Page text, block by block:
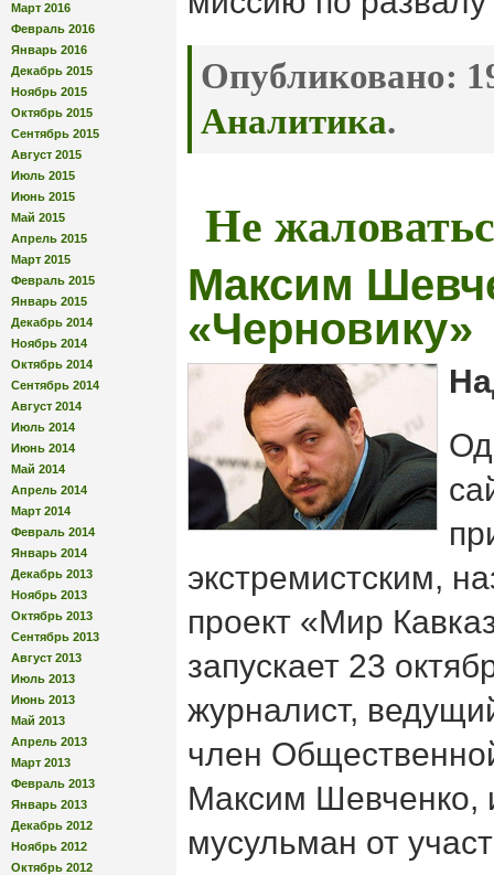
Март 2016
Февраль 2016
Январь 2016
Декабрь 2015
Ноябрь 2015
Октябрь 2015
Сентябрь 2015
Август 2015
Июль 2015
Июнь 2015
Май 2015
Апрель 2015
Март 2015
Февраль 2015
Январь 2015
Декабрь 2014
Ноябрь 2014
Октябрь 2014
Сентябрь 2014
Август 2014
Июль 2014
Июнь 2014
Май 2014
Апрель 2014
Март 2014
Февраль 2014
Январь 2014
Декабрь 2013
Ноябрь 2013
Октябрь 2013
Сентябрь 2013
Август 2013
Июль 2013
Июнь 2013
Май 2013
Апрель 2013
Март 2013
Февраль 2013
Январь 2013
Декабрь 2012
Ноябрь 2012
Октябрь 2012
Опубликовано:
Аналитика.
Не
Максим
«Черновику»
экстремистским,
проект «Мир
запускает 23
журналист,
член
Максим Шевченко,
мусульман от